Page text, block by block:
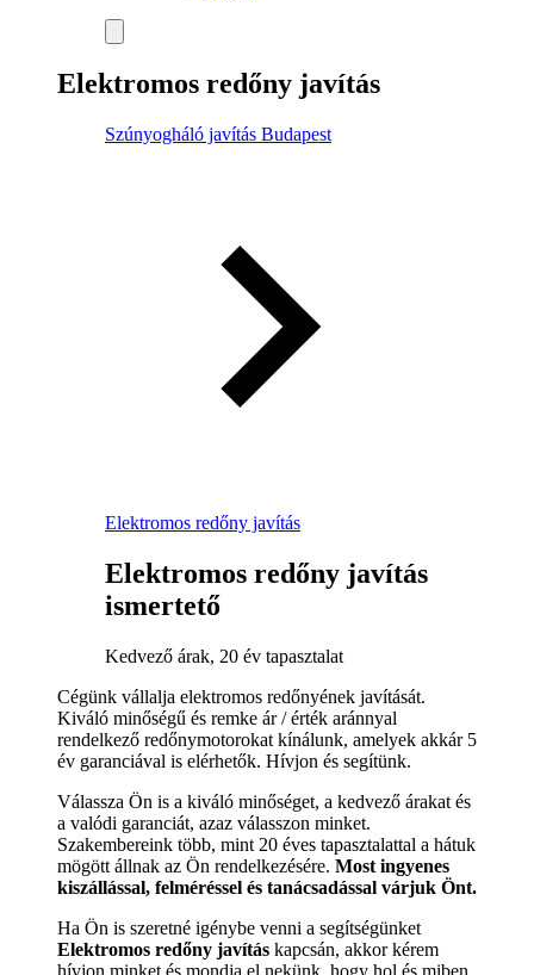
Elektromos redőny javítás
Szúnyogháló javítás Budapest
Elektromos redőny javítás
Elektromos redőny javítás
ismertető
Kedvező árak, 20 év tapasztalat
Cégünk vállalja elektromos redőnyének javítását.
Kiváló minőségű és remke ár / érték aránnyal
rendelkező redőnymotorokat kínálunk, amelyek akkár 5
év garanciával is elérhetők. Hívjon és segítünk.
Válassza Ön is a kiváló minőséget, a kedvező árakat és
a valódi garanciát, azaz válasszon minket.
Szakembereink több, mint 20 éves tapasztalattal a hátuk
mögött állnak az Ön rendelkezésére. Most ingyenes
kiszállással, felméréssel és tanácsadással várjuk Önt.
Ha Ön is szeretné igénybe venni a segítségünket
Elektromos redőny javítás kapcsán, akkor kérem
hívjon minket és mondja el nekünk, hogy hol és miben